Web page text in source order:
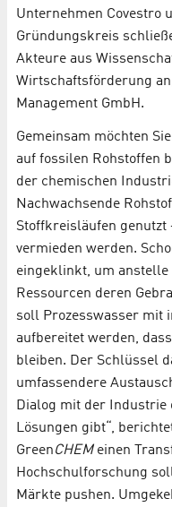
Unternehmen Covestro
Gründungskreis
Akteure aus
Wirtschaftsförderung
Management GmbH.
Gemeinsam möchten
auf fossilen Rohstoffen
der chemischen
Nachwachsende
Stoffkreisläufen genutzt
vermieden werden.
eingeklinkt, um
Ressourcen deren
soll Prozesswasser mit
aufbereitet werden,
bleiben. Der Schlüssel
umfassendere
Dialog mit der Industrie
Lösungen gibt“,
GreenCHEMeinen
Hochschulforschung
Märkte pushen.